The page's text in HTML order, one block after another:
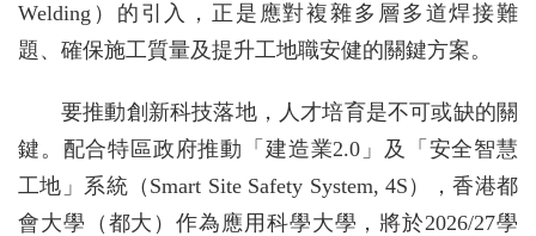
Welding）的引入，正是應對複雜多層多道焊接難
題、確保施工質量及提升工地職安健的關鍵方案。
要推動創新科技落地，人才培育是不可或缺的關
鍵。配合特區政府推動「建造業2.0」及「安全智慧
工地」系統（Smart Site Safety System, 4S），香港都
會大學（都大）作為應用科學大學，將於2026/27學